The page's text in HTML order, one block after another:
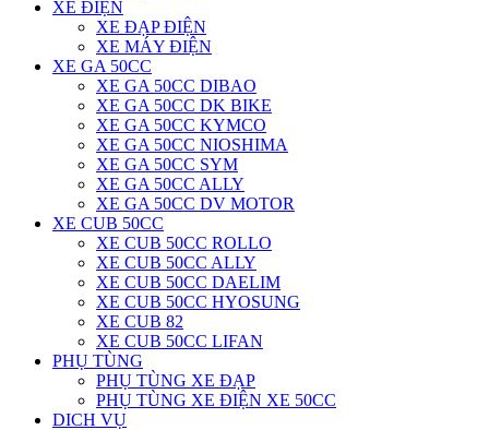
XE ĐIỆN
XE ĐẠP ĐIỆN
XE MÁY ĐIỆN
XE GA 50CC
XE GA 50CC DIBAO
XE GA 50CC DK BIKE
XE GA 50CC KYMCO
XE GA 50CC NIOSHIMA
XE GA 50CC SYM
XE GA 50CC ALLY
XE GA 50CC DV MOTOR
XE CUB 50CC
XE CUB 50CC ROLLO
XE CUB 50CC ALLY
XE CUB 50CC DAELIM
XE CUB 50CC HYOSUNG
XE CUB 82
XE CUB 50CC LIFAN
PHỤ TÙNG
PHỤ TÙNG XE ĐẠP
PHỤ TÙNG XE ĐIỆN XE 50CC
DICH VỤ